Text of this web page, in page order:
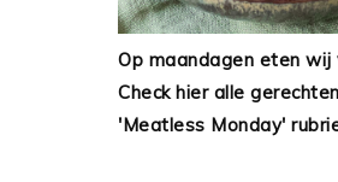
Op maandagen eten wij
Check hier alle
'Meatless Monday'